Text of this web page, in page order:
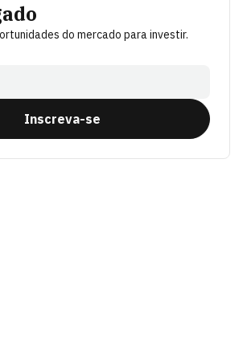
do mercado para investir.
Inscreva-se